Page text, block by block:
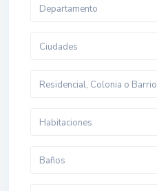
Departamento
Ciudades
Residencial, Colonia o Barrio
Habitaciones
Baños